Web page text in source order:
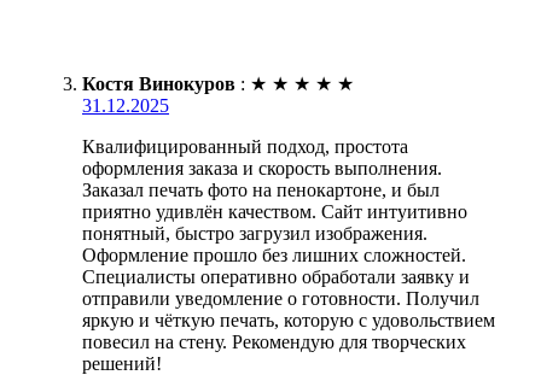
Костя Винокуров : ★ ★ ★ ★ ★
31.12.2025
Квалифицированный подход, простота
оформления заказа и скорость выполнения.
Заказал печать фото на пенокартоне, и был
приятно удивлён качеством. Сайт интуитивно
понятный, быстро загрузил изображения.
Оформление прошло без лишних сложностей.
Специалисты оперативно обработали заявку и
отправили уведомление о готовности. Получил
яркую и чёткую печать, которую с удовольствием
повесил на стену. Рекомендую для творческих
решений!